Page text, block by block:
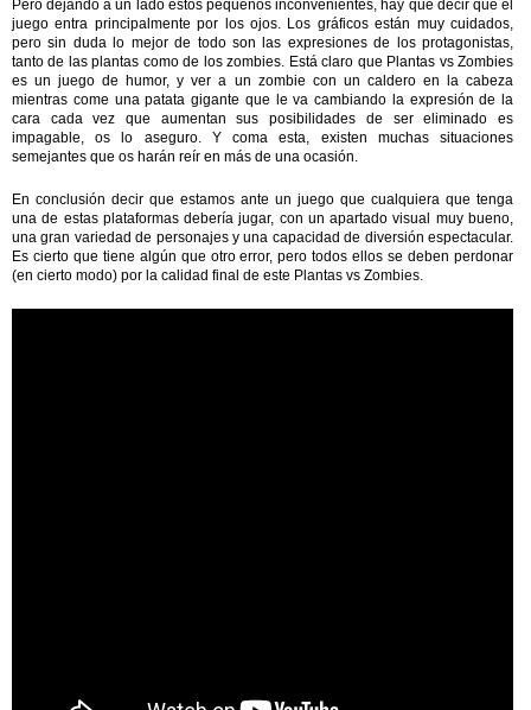
Pero dejando a un lado estos pequeños inconvenientes, hay que decir que el
juego entra principalmente por los ojos. Los gráficos están muy cuidados,
pero sin duda lo mejor de todo son las expresiones de los protagonistas,
tanto de las plantas como de los zombies. Está claro que Plantas vs Zombies
es un juego de humor, y ver a un zombie con un caldero en la cabeza
mientras come una patata gigante que le va cambiando la expresión de la
cara cada vez que aumentan sus posibilidades de ser eliminado es
impagable, os lo aseguro. Y coma esta, existen muchas situaciones
semejantes que os harán reír en más de una ocasión.
En conclusión decir que estamos ante un juego que cualquiera que tenga
una de estas plataformas debería jugar, con un apartado visual muy bueno,
una gran variedad de personajes y una capacidad de diversión espectacular.
Es cierto que tiene algún que otro error, pero todos ellos se deben perdonar
(en cierto modo) por la calidad final de este Plantas vs Zombies.